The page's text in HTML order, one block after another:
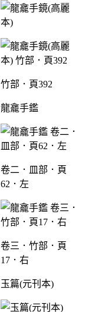
竹部．頁392
龍龕手鑑
卷二．皿部．頁
62．左
卷三．竹部．頁
17．右
玉篇(元刊本)